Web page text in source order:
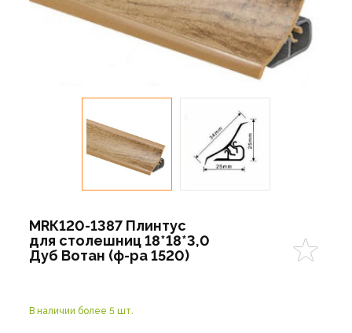
МRК120-1387 Плинтус
для столешниц 18*18*3,0
Дуб Вотан (ф-ра 1520)
В наличии более 5 шт.